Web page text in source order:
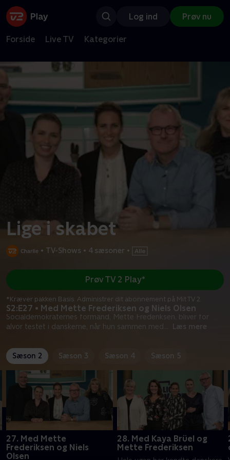
Log ind Prøv nu
Forside Live TV Kategorier
Lige i skabet
• TV-Shows • 4 sæsoner •
S2:E27 • Med Mette Frederiksen og Niels Olsen
Socialdemokraternes formand, Mette Frederiksen, bliver for
alvor testet i danskerne, når hun sammen med
Læs mere
Prøv TV 2 Play*
*Kræver pakken Basis. Administrer dit abonnement på Mit TV 2.
Sæson 2 Sæson 3 Sæson 4 Sæson 5
27. Med Mette
Frederiksen og Niels
Olsen
28. Med Kaya Brüel og
Mette Frederiksen